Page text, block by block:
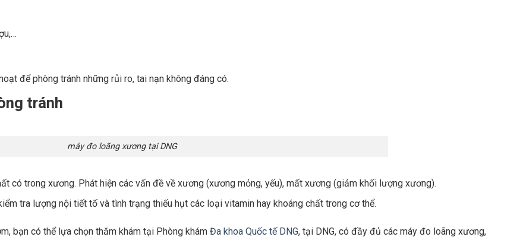
để phòng tránh những rủi ro, tai nạn không đáng có.
tránh
máy đo loãng xương tại DNG
có trong xương. Phát hiện các vấn đề về xương (xương mỏng, yếu), mất xương (giảm khối lượng xương).
tra lượng nội tiết tố và tình trạng thiếu hụt các loại vitamin hay khoáng chất trong cơ thể.
bạn có thể lựa chọn thăm khám tại Phòng khám Đa khoa Quốc tế DNG, tại DNG, có đầy đủ các máy đo loãng xương,